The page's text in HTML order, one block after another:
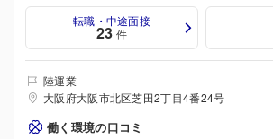
転職・中途面接
23 件
陸運業
大阪府大阪市北区芝田2丁目4番24号
働く環境の口コミ